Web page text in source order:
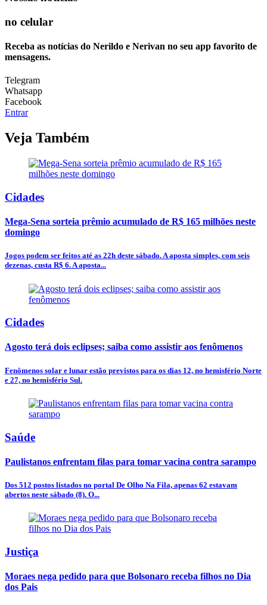
no celular
Receba as notícias do Nerildo e Nerivan no seu app favorito de
mensagens.
Telegram
Whatsapp
Facebook
Entrar
Veja Também
Cidades
Mega-Sena sorteia prêmio acumulado de R$ 165 milhões neste
domingo
Jogos podem ser feitos até as 22h deste sábado. A aposta simples, com seis
dezenas, custa R$ 6. A aposta...
Cidades
Agosto terá dois eclipses; saiba como assistir aos fenômenos
Fenômenos solar e lunar estão previstos para os dias 12, no hemisfério Norte
e 27, no hemisfério Sul.
Saúde
Paulistanos enfrentam filas para tomar vacina contra sarampo
Dos 512 postos listados no portal De Olho Na Fila, apenas 62 estavam
abertos neste sábado (8). O...
Justiça
Moraes nega pedido para que Bolsonaro receba filhos no Dia
dos Pais